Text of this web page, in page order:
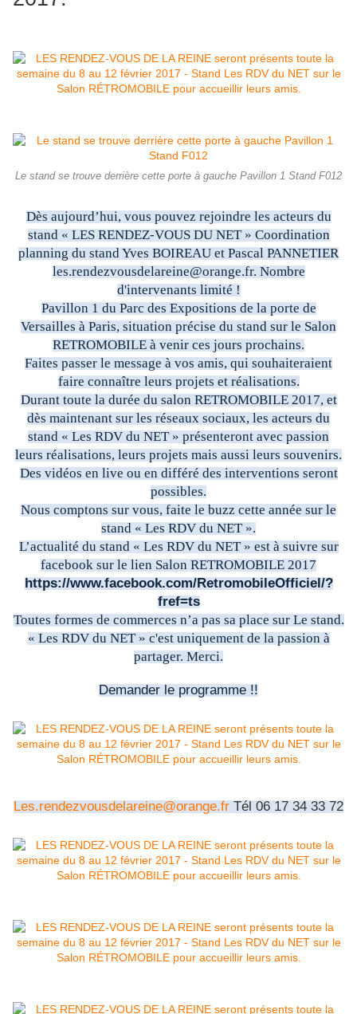
Le stand se trouve derrière cette porte à gauche Pavillon 1 Stand F012
Dès aujourd’hui, vous pouvez rejoindre les acteurs du
stand « LES RENDEZ-VOUS DU NET » Coordination
planning du stand Yves BOIREAU et Pascal PANNETIER
les.rendezvousdelareine@orange.fr. Nombre
d'intervenants limité !
Pavillon 1 du Parc des Expositions de la porte de
Versailles à Paris, situation précise du stand sur le Salon
RETROMOBILE à venir ces jours prochains.
Faites passer le message à vos amis, qui souhaiteraient
faire connaître leurs projets et réalisations.
Durant toute la durée du salon RETROMOBILE 2017, et
dès maintenant sur les réseaux sociaux, les acteurs du
stand « Les RDV du NET » présenteront avec passion
leurs réalisations, leurs projets mais aussi leurs souvenirs.
Des vidéos en live ou en différé des interventions seront
possibles.
Nous comptons sur vous, faite le buzz cette année sur le
stand « Les RDV du NET ».
L’actualité du stand « Les RDV du NET » est à suivre sur
facebook sur le lien Salon RETROMOBILE 2017
https://www.facebook.com/RetromobileOfficiel/?
fref=ts
Toutes formes de commerces n’a pas sa place sur Le stand.
« Les RDV du NET » c'est uniquement de la passion à
partager. Merci.
Demander le programme !!
Les.rendezvousdelareine@orange.frTél 06 17 34 33 72